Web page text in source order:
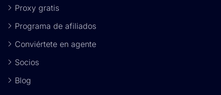
Proxy gratis
Programa de afiliados
Conviértete en agente
Socios
Blog